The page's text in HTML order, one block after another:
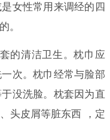
女性常用来调经的四
。
的清洁卫生。枕巾应
次。枕巾经常与脸部
没洗脸。枕套因为直
头皮屑等脏东西 ，定